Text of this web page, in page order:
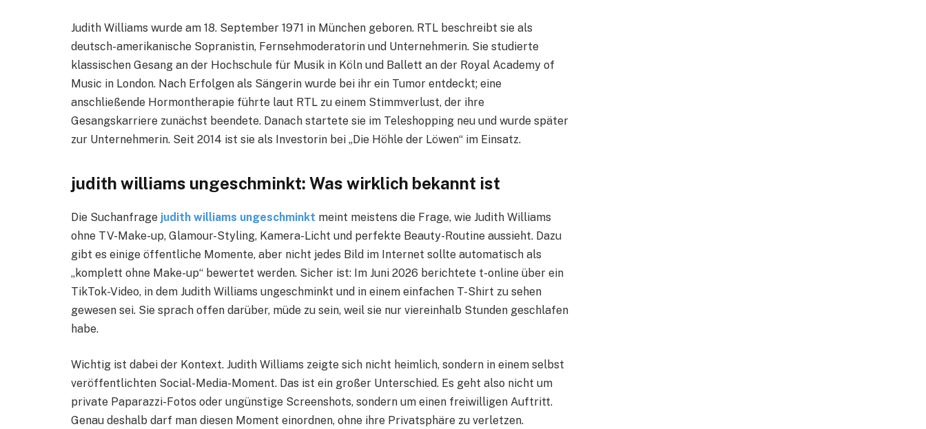
Judith Williams wurde am 18. September 1971 in München geboren. RTL beschreibt sie als
deutsch-amerikanische Sopranistin, Fernsehmoderatorin und Unternehmerin. Sie studierte
klassischen Gesang an der Hochschule für Musik in Köln und Ballett an der Royal Academy of
Music in London. Nach Erfolgen als Sängerin wurde bei ihr ein Tumor entdeckt; eine
anschließende Hormontherapie führte laut RTL zu einem Stimmverlust, der ihre
Gesangskarriere zunächst beendete. Danach startete sie im Teleshopping neu und wurde später
zur Unternehmerin. Seit 2014 ist sie als Investorin bei „Die Höhle der Löwen“ im Einsatz.
judith williams ungeschminkt: Was wirklich bekannt ist
Die Suchanfrage judith williams ungeschminkt meint meistens die Frage, wie Judith Williams
ohne TV-Make-up, Glamour-Styling, Kamera-Licht und perfekte Beauty-Routine aussieht. Dazu
gibt es einige öffentliche Momente, aber nicht jedes Bild im Internet sollte automatisch als
„komplett ohne Make-up“ bewertet werden. Sicher ist: Im Juni 2026 berichtete t-online über ein
TikTok-Video, in dem Judith Williams ungeschminkt und in einem einfachen T-Shirt zu sehen
gewesen sei. Sie sprach offen darüber, müde zu sein, weil sie nur viereinhalb Stunden geschlafen
habe.
Wichtig ist dabei der Kontext. Judith Williams zeigte sich nicht heimlich, sondern in einem selbst
veröffentlichten Social-Media-Moment. Das ist ein großer Unterschied. Es geht also nicht um
private Paparazzi-Fotos oder ungünstige Screenshots, sondern um einen freiwilligen Auftritt.
Genau deshalb darf man diesen Moment einordnen, ohne ihre Privatsphäre zu verletzen.